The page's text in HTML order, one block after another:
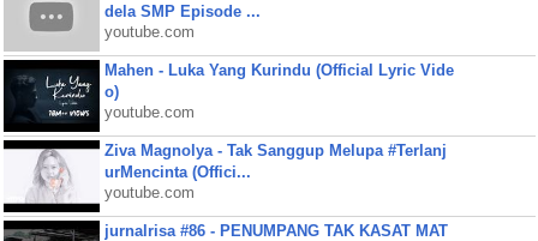
dela SMP Episode ...
youtube.com
Mahen - Luka Yang Kurindu (Official Lyric Vide
o)
youtube.com
Ziva Magnolya - Tak Sanggup Melupa #Terlanj
urMencinta (Offici...
youtube.com
jurnalrisa #86 - PENUMPANG TAK KASAT MAT